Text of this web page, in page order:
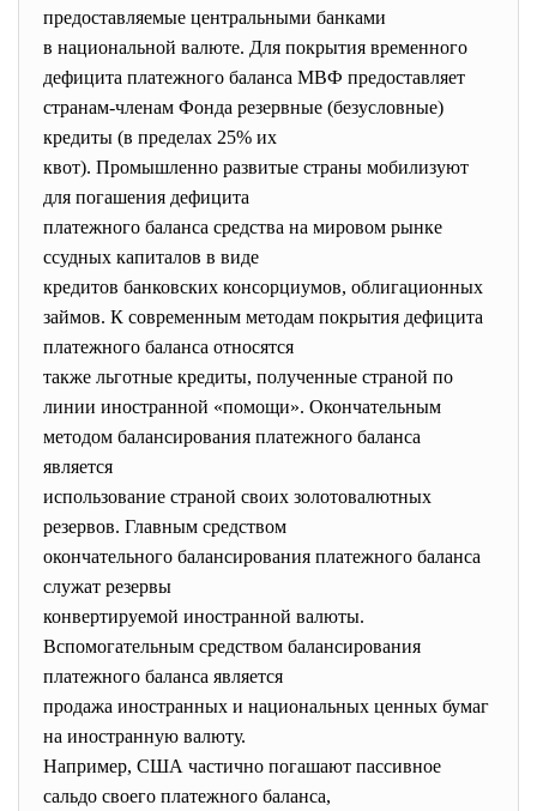
предоставляемые центральными банками
в национальной валюте. Для покрытия временного
дефицита платежного баланса МВФ предоставляет
странам-членам Фонда резервные (безусловные)
кредиты (в пределах 25% их
квот). Промышленно развитые страны мобилизуют
для погашения дефицита
платежного баланса средства на мировом рынке
ссудных капиталов в виде
кредитов банковских консорциумов, облигационных
займов. К современным методам покрытия дефицита
платежного баланса относятся
также льготные кредиты, полученные страной по
линии иностранной «помощи». Окончательным
методом балансирования платежного баланса
является
использование страной своих золотовалютных
резервов. Главным средством
окончательного балансирования платежного баланса
служат резервы
конвертируемой иностранной валюты.
Вспомогательным средством балансирования
платежного баланса является
продажа иностранных и национальных ценных бумаг
на иностранную валюту.
Например, США частично погашают пассивное
сальдо своего платежного баланса,